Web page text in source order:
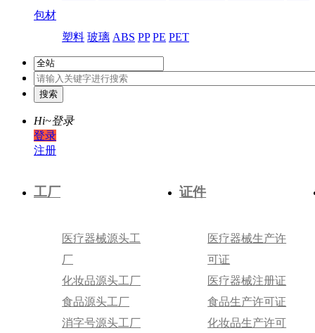
包材
塑料 玻璃 ABS PP PE PET
Hi~登录
登录
注册
工厂
医疗器械源头工
厂
化妆品源头工厂
食品源头工厂
消字号源头工厂
证件
医疗器械生产许
可证
医疗器械注册证
食品生产许可证
化妆品生产许可